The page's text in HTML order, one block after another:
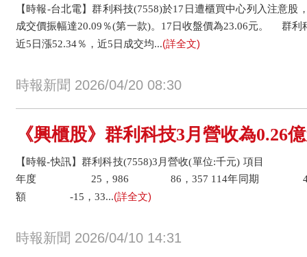
【時報-台北電】群利科技(7558)於17日遭櫃買中心列入注意股
成交價振幅達20.09％(第一款)。17日收盤價為23.06元。 群利
近5日漲52.34％，近5日成交均...(詳全文)
時報新聞 2026/04/20 08:30
《興櫃股》群利科技3月營收為0.26
【時報-快訊】群利科技(7558)3月營收(單位:千元)
年度 25，986 86，357 114年同期 41
額 -15，33...(詳全文)
時報新聞 2026/04/10 14:31